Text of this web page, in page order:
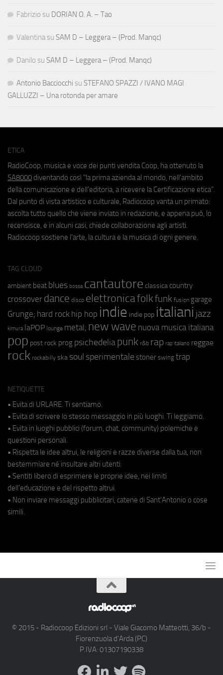
Fabrizio su DORIAN O. A. – Tao
Valentina su SAM D – Leggera – (Prod. Manqc)
Danilo su SAM D – Leggera – (Prod. Manqc)
Antonio Bacciocchi su STEFANO SPAZZI / IVANO MAGI
GALLUZZI – Una rotonda per amare
ETICA
RadioCoop, musica e voce dei punti vendita Coop, ha ottenuto la
SA8000 diventando così "la prima azienda al mondo, nell'ambito
della comunicazione e dell'editoria, a ricevere la Certificazione etica".
Dal punto di vista artistico e culturale, Radiocoop vanta un primato:
ascolta tutto quello che viene inviato in redazione, e appena può, lo
recensisce, e in alcuni casi, chiede collaborazione agli artisti.
Radiocoop sostiene l'arte, la cultura e la musica di ogni genere.
TAG CLOUD
ambient beat blues bossa cantautore classica country
crossover dance disco elettronicafolkfunk fusion garage
Grunge; hard rock hip hop indie indie pop italiani jazz
kimura laPOP lounge metal; new wave nuova musica italiana
pop post rock prog psichedeliapunk r&b rap rap italiano reggae
rock rockabilly ska soul sperimentale stoner swing trap
NETIQUETTE
• Evita di URLARE. Ti sentiamo.
• Evita di scrivere lo stesso messaggio in più luoghi. Ti leggiamo.
• Evita in luoghi pubblici (forum, chat, community) polemiche e
questioni personali.
• Rispetta le idee altrui, le religioni e razze diverse dalla tua, non
bestemmiare né insultare altri utenti.
• Sentiti libero di esprimere le proprie idee, nei limiti
dell'educazione e del rispetto altrui.
• Non inviare messaggi pubblicitari, catene di Sant'Antonio o cose
simili.
© 2015 - Radiocoop Edizioni srl - Viale Giacomo Matteotti, 36/b -
Fiorenzuola d'Arda (PC)
P.IVA: 01307190338